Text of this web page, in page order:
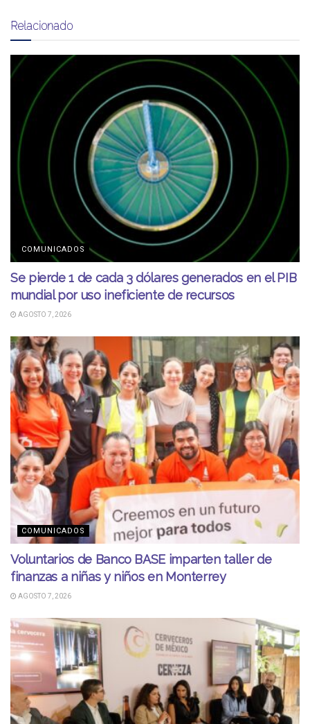
Relacionado
COMUNICADOS
Se pierde 1 de cada 3 dólares generados en el PIB
mundial por uso ineficiente de recursos
AGOSTO 7, 2026
COMUNICADOS
Voluntarios de Banco BASE imparten taller de
finanzas a niñas y niños en Monterrey
AGOSTO 7, 2026